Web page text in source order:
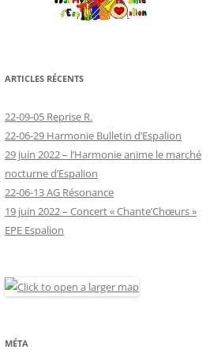
ARTICLES RÉCENTS
22-09-05 Reprise R.
22-06-29 Harmonie Bulletin d’Espalion
29 juin 2022 – l’Harmonie anime le marché
nocturne d’Espalion
22-06-13 AG Résonance
19 juin 2022 – Concert « Chante’Chœurs »
EPE Espalion
MÉTA